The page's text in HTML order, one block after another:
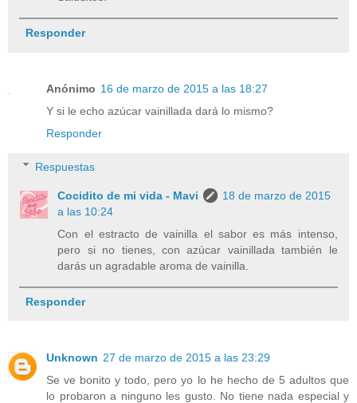
Responder
Anónimo 16 de marzo de 2015 a las 18:27
Y si le echo azúcar vainillada dará lo mismo?
Responder
Respuestas
Cocidito de mi vida - Mavi
18 de marzo de 2015
a las 10:24
Con el estracto de vainilla el sabor es más intenso,
pero si no tienes, con azúcar vainillada también le
darás un agradable aroma de vainilla.
Responder
Unknown 27 de marzo de 2015 a las 23:29
Se ve bonito y todo, pero yo lo he hecho de 5 adultos que
lo probaron a ninguno les gusto. No tiene nada especial y